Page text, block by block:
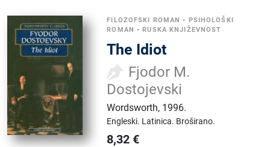
FILOZOFSKI ROMAN • PSIHOLOŠKI
ROMAN •RUSKA KNJIŽEVNOST
The Idiot
Fjodor M.
Dostojevski
Wordsworth, 1996.
Engleski. Latinica. Broširano.
8,32 €